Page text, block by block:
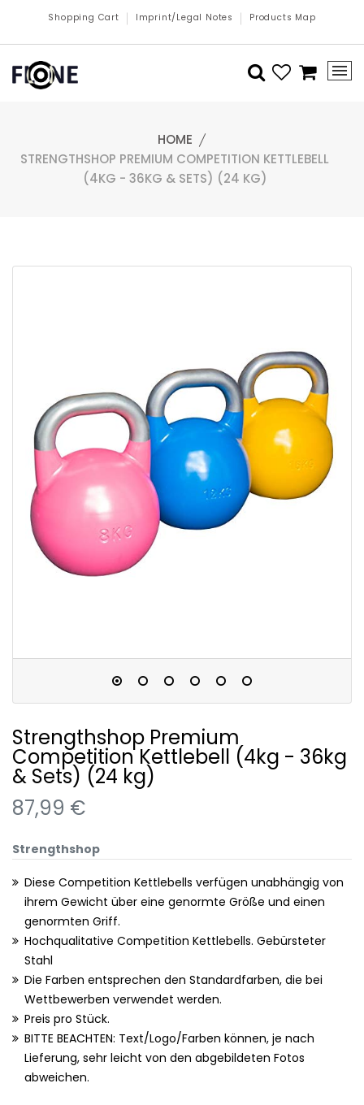
Shopping Cart Imprint/Legal Notes Products Map
HOME
STRENGTHSHOP PREMIUM COMPETITION KETTLEBELL
(4KG - 36KG & SETS) (24 KG)
Strengthshop Premium
Competition Kettlebell (4kg - 36kg
& Sets) (24 kg)
87,99 €
Strengthshop
Diese Competition Kettlebells verfügen unabhängig von
ihrem Gewicht über eine genormte Größe und einen
genormten Griff.
Hochqualitative Competition Kettlebells. Gebürsteter
Stahl
Die Farben entsprechen den Standardfarben, die bei
Wettbewerben verwendet werden.
Preis pro Stück.
BITTE BEACHTEN: Text/Logo/Farben können, je nach
Lieferung, sehr leicht von den abgebildeten Fotos
abweichen.